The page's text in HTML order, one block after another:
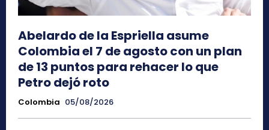
Abelardo de la Espriella asume
Colombia el 7 de agosto con un plan
de 13 puntos para rehacer lo que
Petro dejó roto
Colombia 05/08/2026